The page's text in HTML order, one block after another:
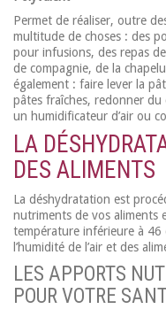
Permet de réaliser, outre
multitude de choses : des
pour infusions, des repas
de compagnie, de la
également : faire lever la
pâtes fraîches, redonner
un humidificateur d’air ou
LA
DES ALIMENTS
La déshydratation est
nutriments de vos aliments
température inférieure à 46
l’humidité de l’air et des
LES APPORTS
POUR VOTRE